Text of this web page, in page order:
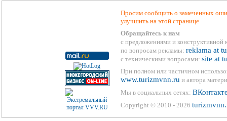
Просим сообщить о замеченных
улучшить на этой странице
Обращайтесь к нам
с предложениями и конструктивной
по вопросам рекламы: reklama at
с техническими вопросами: site at
При полном или частичном
www.turizmvnn.ru и автора
Мы в социальных сетях:
Copyright © 2010 - 2026